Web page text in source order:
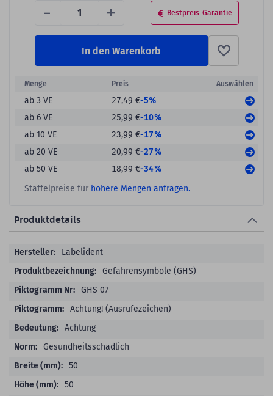
- + Bestpreis-Garantie
In den Warenkorb
Menge Preis Auswählen
ab 3 VE 27,49 €-5%
ab 6 VE
25,99 €-10%
ab 10 VE
23,99 €-17%
ab 20 VE
20,99 €-27%
ab 50 VE
18,99 €-34%
Staffelpreise für höhere Mengen anfragen.
Produktdetails
ProduktdetailsLabelident
Gefahrensymbole (GHS)
GHS 07
Achtung! (Ausrufezeichen)
Achtung
Gesundheitsschädlich
50
50